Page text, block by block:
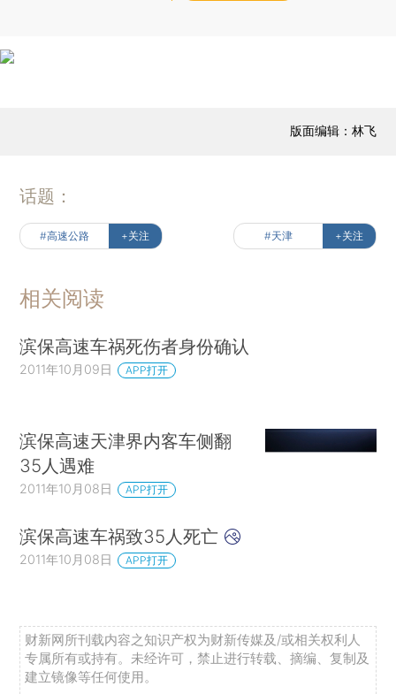
版面编辑：林飞
话题：
#高速公路 +关注 #天津 +关注
相关阅读
滨保高速车祸死伤者身份确认
2011年10月09日 APP打开
滨保高速天津界内客车侧翻
35人遇难
2011年10月08日 APP打开
滨保高速车祸致35人死亡
2011年10月08日 APP打开
财新网所刊载内容之知识产权为财新传媒及/或相关权利人
专属所有或持有。未经许可，禁止进行转载、摘编、复制及
建立镜像等任何使用。